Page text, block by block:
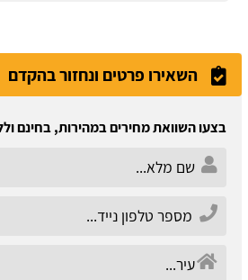
השאירו פרטים ונחזור בהקדם
בצעו השוואת מחירים במהירות, בחינם